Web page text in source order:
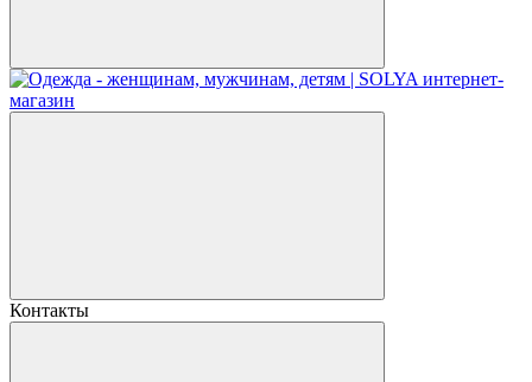
Контакты